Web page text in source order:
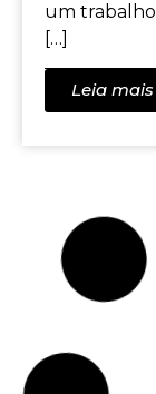
um
[…]
Leia mais